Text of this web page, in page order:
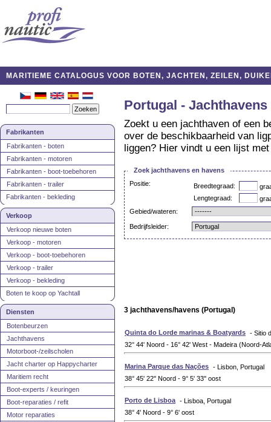
MARITIEME CATALOGUS VOOR BOTEN, JACHTEN, ZEILEN,
Fabrikanten
Fabrikanten - boten
Fabrikanten - motoren
Fabrikanten - boot-toebehoren
Fabrikanten - trailer
Fabrikanten - bekleding
Verkoop
Verkoop nieuwe boten
Verkoop - motoren
Verkoop - boot-toebehoren
Verkoop - trailer
Verkoop - bekleding
Boten te koop op Yachtall
Diensten
Botenbeurzen
Jachthavens
Motorboot-/zeilscholen
Jacht charter op Happycharter
Maritiem recht
Boot-experts / keuringen
Boot-reparaties / refit
Motor reparaties
Portugal - Jachthavens
Zoekt u een jachthaven of een
over de beschikbaarheid van
liggen? Hier vindt u een lijst
Zoek jachthavens en havens
Positie:
Breedtegraad:
Lengtegraad:
Gebied/wateren:
Bedrijfsleider:
3 jachthavens/havens (Portugal)
Quinta do Lorde marinas & Boatyards - Sitio
32° 44' Noord - 16° 42' West - Madeira (Noord-
Marina Parque das Nações - Lisbon, Portugal
38° 45' 22'' Noord - 9° 5' 33'' oost
Porto de Lisboa - Lisboa, Portugal
38° 4' Noord - 9° 6' oost